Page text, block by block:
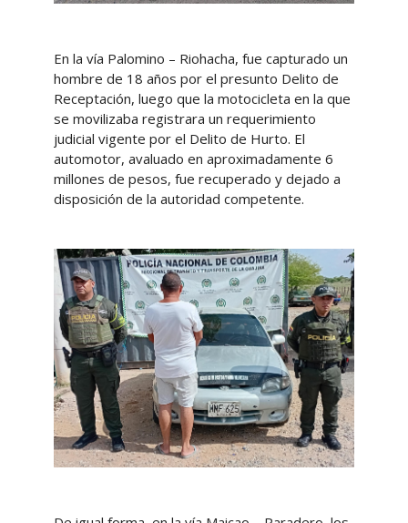
En la vía Palomino – Riohacha, fue capturado un
hombre de 18 años por el presunto Delito de
Receptación, luego que la motocicleta en la que
se movilizaba registrara un requerimiento
judicial vigente por el Delito de Hurto. El
automotor, avaluado en aproximadamente 6
millones de pesos, fue recuperado y dejado a
disposición de la autoridad competente.